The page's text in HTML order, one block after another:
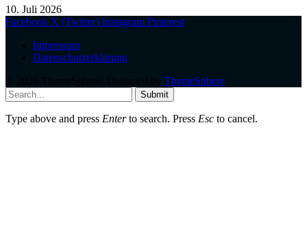
10. Juli 2026
Facebook X (Twitter) Instagram Pinterest
Impressum
Datenschutzerklärung
ThemeSphere
Submit
Type above and press Enterto search. Press Esc to cancel.